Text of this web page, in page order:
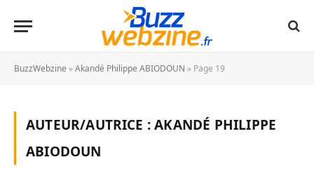
BuzzWebzine »Akandé Philippe ABIODOUN » Page 19
AUTEUR/AUTRICE :AKANDÉ PHILIPPE
ABIODOUN